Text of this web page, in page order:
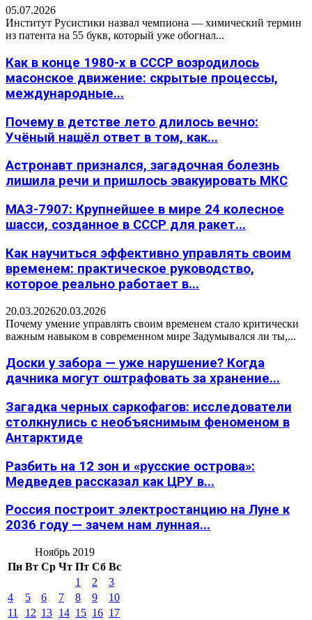
05.07.2026
Институт Русистики назвал чемпиона — химический термин
из патента на 55 букв, который уже обогнал...
Как в конце 1980-х в СССР возродилось
масонское движение: скрытые процессы,
международные...
Почему в детстве лето длилось вечно:
Учёный нашёл ответ в том, как...
Астронавт признался, загадочная болезнь
лишила речи и пришлось эвакуировать МКС
МАЗ-7907: Крупнейшее в мире 24 колесное
шасси, созданное в СССР для ракет...
Как научиться эффективно управлять своим
временем: практическое руководство,
которое реально работает в...
20.03.202620.03.2026
Почему умение управлять своим временем стало критически
важным навыком в современном мире Задумывался ли ты,...
Доски у забора — уже нарушение? Когда
дачника могут оштрафовать за хранение...
Загадка черных саркофагов: исследователи
столкнулись с необъяснимым феноменом в
Антарктиде
Разбить на 12 зон и «русские острова»:
Медведев рассказал как ЦРУ в...
Россия построит электростанцию на Луне к
2036 году — зачем нам лунная...
Ноябрь 2019
Пн Вт Ср Чт Пт Сб Вс
1
2
3
4
5 6 7 8 9
10
11
12 13 14 15 16 17